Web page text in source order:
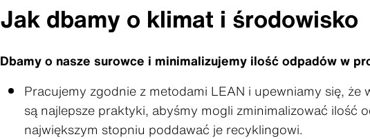
Jak dbamy o klimat i środowisko
Dbamy o nasze surowce i minimalizujemy ilość odpadów w
Pracujemy zgodnie z metodami LEAN i upewniamy się,
są najlepsze praktyki, abyśmy mogli zminimalizować ilość
największym stopniu poddawać je recyklingowi.